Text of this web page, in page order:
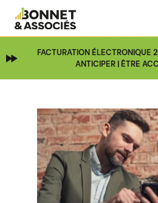
FACTURATION ÉLECTRONIQUE
ANTICIPER | ÊTRE